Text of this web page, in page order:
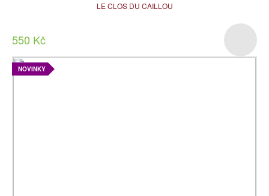
LE CLOS DU CAILLOU
550 Kč
NOVINKY